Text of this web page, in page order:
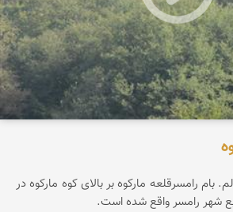
بام رامسرقلعه مارکوه بر بالای کوه مارکوه در
شهر رامسر واقع شده است.